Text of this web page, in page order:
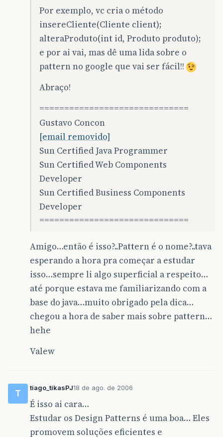
Por exemplo, vc cria o método
insereCliente(Cliente client);
alteraProduto(int id, Produto produto);
e por ai vai, mas dê uma lida sobre o
pattern no google que vai ser fácil!!
Abraço!
==============================
Gustavo Concon
[email removido]
Sun Certified Java Programmer
Sun Certified Web Components
Developer
Sun Certified Business Components
Developer
==============================
Amigo…então é isso?..Pattern é o nome?..tava
esperando a hora pra começar a estudar
isso…sempre li algo superficial a respeito…
até porque estava me familiarizando com a
base do java…muito obrigado pela dica…
chegou a hora de saber mais sobre pattern…
hehe
Valew
T
tiago_tikasPJ18 de ago. de 2006
É isso ai cara…
Estudar os Design Patterns é uma boa… Eles
promovem soluções eficientes e